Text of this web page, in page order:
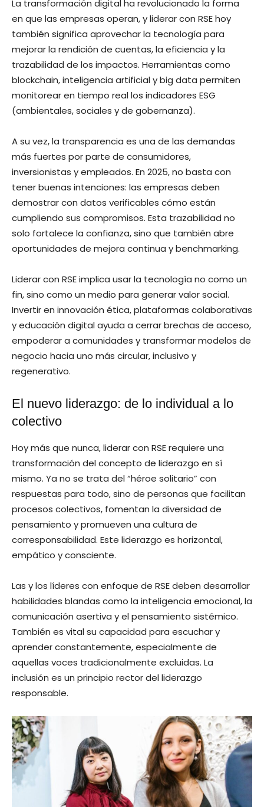
La transformación digital ha revolucionado la forma
en que las empresas operan, y liderar con RSE hoy
también significa aprovechar la tecnología para
mejorar la rendición de cuentas, la eficiencia y la
trazabilidad de los impactos. Herramientas como
blockchain, inteligencia artificial y big data permiten
monitorear en tiempo real los indicadores ESG
(ambientales, sociales y de gobernanza).
A su vez, la transparencia es una de las demandas
más fuertes por parte de consumidores,
inversionistas y empleados. En 2025, no basta con
tener buenas intenciones: las empresas deben
demostrar con datos verificables cómo están
cumpliendo sus compromisos. Esta trazabilidad no
solo fortalece la confianza, sino que también abre
oportunidades de mejora continua y benchmarking.
Liderar con RSE implica usar la tecnología no como un
fin, sino como un medio para generar valor social.
Invertir en innovación ética, plataformas colaborativas
y educación digital ayuda a cerrar brechas de acceso,
empoderar a comunidades y transformar modelos de
negocio hacia uno más circular, inclusivo y
regenerativo.
El nuevo liderazgo: de lo individual a lo
colectivo
Hoy más que nunca, liderar con RSE requiere una
transformación del concepto de liderazgo en sí
mismo. Ya no se trata del “héroe solitario” con
respuestas para todo, sino de personas que facilitan
procesos colectivos, fomentan la diversidad de
pensamiento y promueven una cultura de
corresponsabilidad. Este liderazgo es horizontal,
empático y consciente.
Las y los líderes con enfoque de RSE deben desarrollar
habilidades blandas como la inteligencia emocional, la
comunicación asertiva y el pensamiento sistémico.
También es vital su capacidad para escuchar y
aprender constantemente, especialmente de
aquellas voces tradicionalmente excluidas. La
inclusión es un principio rector del liderazgo
responsable.